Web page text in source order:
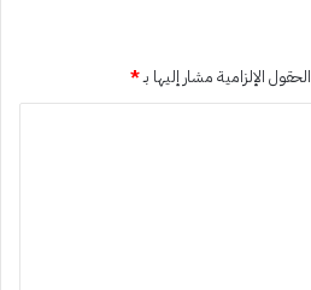
الحقول الإلزامية مشار إليها بـ*